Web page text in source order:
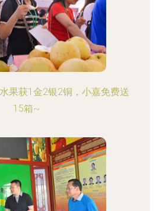
果获1金2银2铜，小嘉免费送
15箱~